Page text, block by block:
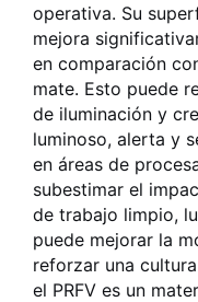
operativa. Su
mejora
en comparación
mate. Esto puede
de iluminación y
luminoso, alerta y
en áreas de
subestimar el
de trabajo limpio,
puede mejorar la
reforzar una
el PRFV es un